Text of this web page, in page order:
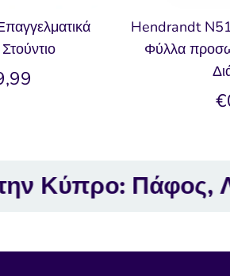
Hendrandt
Φύλλα
Πάφος,